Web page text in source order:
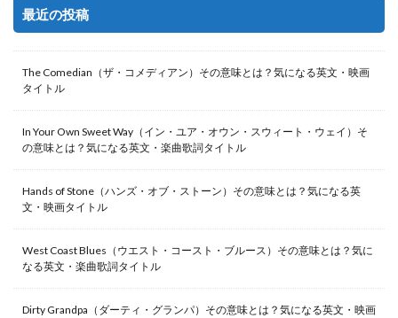
最近の投稿
The Comedian（ザ・コメディアン）その意味とは？気になる英文・映画
タイトル
In Your Own Sweet Way（イン・ユア・オウン・スウィート・ウェイ）そ
の意味とは？気になる英文・楽曲歌詞タイトル
Hands of Stone（ハンズ・オブ・ストーン）その意味とは？気になる英
文・映画タイトル
West Coast Blues（ウエスト・コースト・ブルース）その意味とは？気に
なる英文・楽曲歌詞タイトル
Dirty Grandpa（ダーティ・グランパ）その意味とは？気になる英文・映画